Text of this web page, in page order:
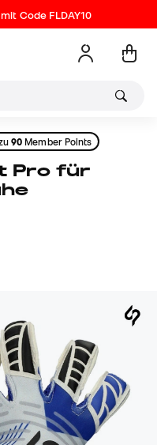
Code FLDAY10
90 Member Points